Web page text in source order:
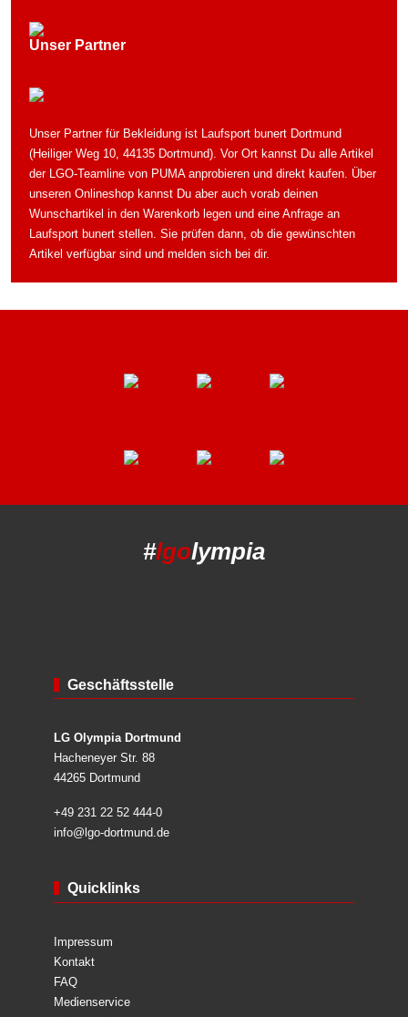
Unser Partner
Unser Partner für Bekleidung ist Laufsport bunert Dortmund
(Heiliger Weg 10, 44135 Dortmund). Vor Ort kannst Du alle Artikel
der LGO-Teamline von PUMA anprobieren und direkt kaufen. Über
unseren Onlineshop kannst Du aber auch vorab deinen
Wunschartikel in den Warenkorb legen und eine Anfrage an
Laufsport bunert stellen. Sie prüfen dann, ob die gewünschten
Artikel verfügbar sind und melden sich bei dir.
#lgolympia
Geschäftsstelle
LG Olympia Dortmund
Hacheneyer Str. 88
44265 Dortmund
+49 231 22 52 444-0
info@lgo-dortmund.de
Quicklinks
Impressum
Kontakt
FAQ
Medienservice